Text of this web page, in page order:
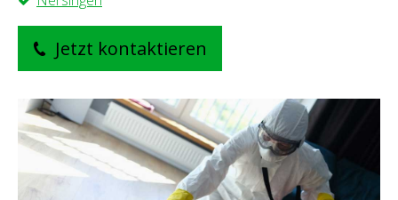
Jetzt kontaktieren